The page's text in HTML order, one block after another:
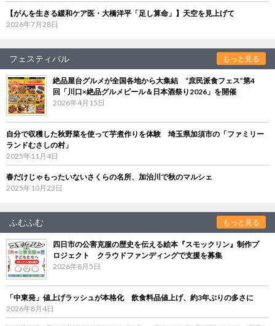
【がんを生きる緩和ケア医・大橋洋平「足し算命」】天空を見上げて
2026年7月28日
フェスティバル もっと見る
絶品屋台グルメが全国各地から大集結 “庶民派食フェス”第4
回「川口×絶品グルメビール＆日本酒祭り2026」を開催
2026年4月15日
自分で収穫した秋野菜を使って芋煮作りを体験 埼玉県加須市の「ファミリー
ランドむさしの村」
2025年11月4日
春だけじゃもったいないさくらの名所、加治川で秋のマルシェ
2025年10月23日
ふむふむ もっと見る
四日市の公害克服の歴史を伝える絵本『スモックリン』制作プ
ロジェクト クラウドファンディングで支援を募集
2026年8月5日
「中東発」値上げラッシュが本格化 飲食料品値上げ、約3年ぶりの多さに
2026年8月4日